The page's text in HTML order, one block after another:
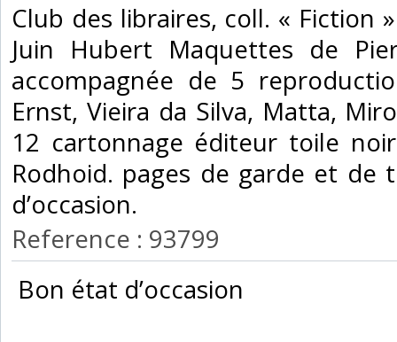
‎Club des libraires, coll. « Fiction
Juin Hubert Maquettes de
accompagnée de 5
Ernst, Vieira da Silva, Matta,
12 cartonnage éditeur toile
Rodhoid. pages de garde et de
d’occasion.‎
Reference : 93799
‎ Bon état d’occasion ‎